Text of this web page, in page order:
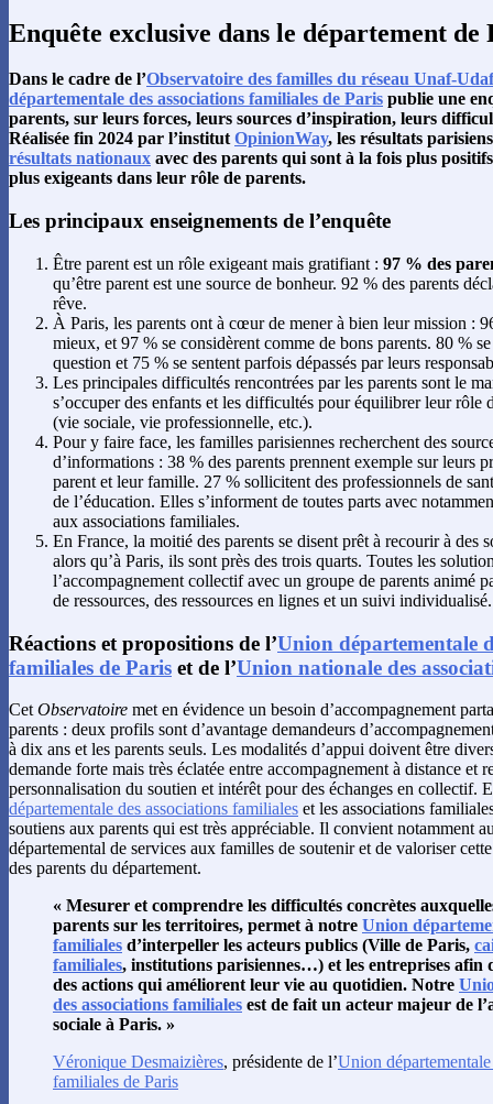
Enquête exclusive dans le département de
Dans le cadre de l’Observatoire des familles du réseau Unaf-
départementale des associations familiales de Paris publie une
parents, sur leurs forces, leurs sources d’inspiration, leurs
Réalisée fin 2024 par l’institutOpinionWay, les résultats
résultats nationaux avec des parents qui sont à la fois plus
plus exigeants dans leur rôle de parents.
Les principaux enseignements de l’enquête
Être parent est un rôle exigeant mais gratifiant : 97 % des
qu’être parent est une source de bonheur. 92 % des parents
rêve.
À Paris, les parents ont à cœur de mener à bien leur mission :
mieux, et 97 % se considèrent comme de bons parents. 80 %
question et 75 % se sentent parfois dépassés par leurs
Les principales difficultés rencontrées par les parents sont le
s’occuper des enfants et les difficultés pour équilibrer leur rôle
(vie sociale, vie professionnelle, etc.).
Pour y faire face, les familles parisiennes recherchent des
d’informations : 38 % des parents prennent exemple sur leurs
parent et leur famille. 27 % sollicitent des professionnels de
de l’éducation. Elles s’informent de toutes parts avec
aux associations familiales.
En France, la moitié des parents se disent prêt à recourir à des
alors qu’à Paris, ils sont près des trois quarts. Toutes les
l’accompagnement collectif avec un groupe de parents animé
de ressources, des ressources en lignes et un suivi individualisé.
Réactions et propositions de l’Union départementale
familiales de Paris et de l’Union nationale des
Cet Observatoire met en évidence un besoin d’accompagnement
parents : deux profils sont d’avantage demandeurs
à dix ans et les parents seuls. Les modalités d’appui doivent être
demande forte mais très éclatée entre accompagnement à distance et
personnalisation du soutien et intérêt pour des échanges en collectif.
départementale des associations familiales et les associations
soutiens aux parents qui est très appréciable. Il convient notamment
départemental de services aux familles de soutenir et de valoriser
des parents du département.
« Mesurer et comprendre les difficultés concrètes
parents sur les territoires, permet à notre Union
familiales d’interpeller les acteurs publics (Ville de Paris,
familiales, institutions parisiennes…) et les entreprises afin
des actions qui améliorent leur vie au quotidien. Notre
des associations familiales est de fait un acteur majeur de
sociale à Paris. »
Véronique Desmaizières, présidente de l’Union
familiales de Paris